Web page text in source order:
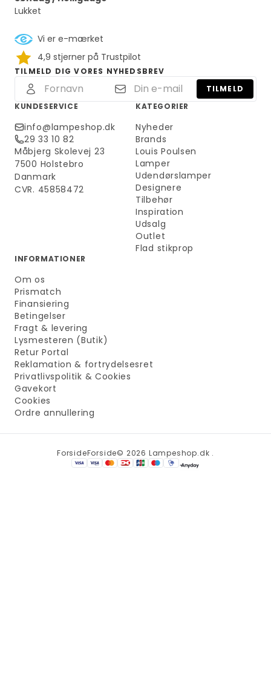
Lukket
Vi er e-mærket
4,9 stjerner på Trustpilot
TILMELD DIG VORES NYHEDSBREV
TILMELD
KUNDESERVICE
info@lampeshop.dk
29 33 10 82
Måbjerg Skolevej 23
7500 Holstebro
Danmark
CVR. 45858472
KATEGORIER
Nyheder
Brands
Louis Poulsen
Lamper
Udendørslamper
Designere
Tilbehør
Inspiration
Udsalg
Outlet
Flad stikprop
INFORMATIONER
Om os
Prismatch
Finansiering
Betingelser
Fragt & levering
Lysmesteren (Butik)
Retur Portal
Reklamation & fortrydelsesret
Privatlivspolitik & Cookies
Gavekort
Cookies
Ordre annullering
ForsideForside© 2026 Lampeshop.dk .